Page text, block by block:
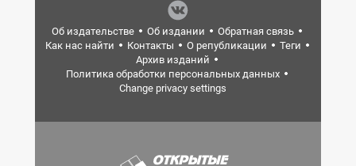
Об издательстве Об издании
Обратная связь
Как нас найти
Контакты О републикации
Теги
Архив изданий
Политика обработки персональных данных
Change privacy settings